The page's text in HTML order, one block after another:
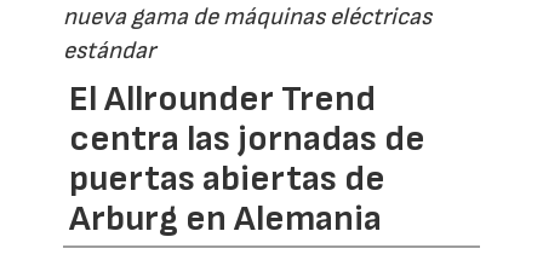
nueva gama de máquinas eléctricas
estándar
El Allrounder Trend
centra las jornadas de
puertas abiertas de
Arburg en Alemania